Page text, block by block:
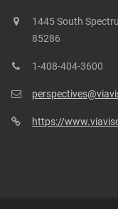
1445 South
85286
1-408-404-3600
https://